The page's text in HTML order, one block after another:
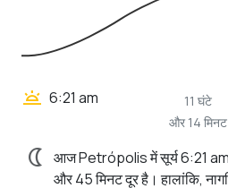
wb_twilight 6:21 am
11 घंटे
और 14 मिनट
nightlight आज Petrópolis में सूर्य 6:21
और 45 मिनट दूर है। हालांकि,